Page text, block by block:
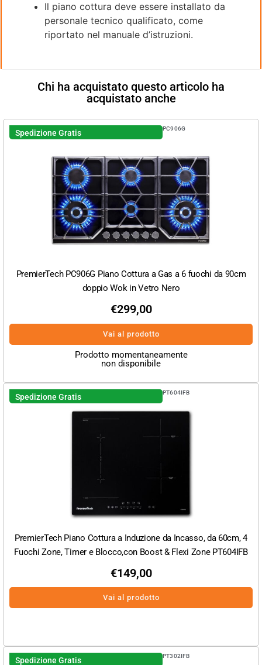
Il piano cottura deve essere installato da
personale tecnico qualificato, come
riportato nel manuale d’istruzioni.
Chi ha acquistato questo articolo ha
acquistato anche
Spedizione Gratis PC906G
PremierTech PC906G Piano Cottura a Gas a 6 fuochi da 90cm
doppio Wok in Vetro Nero
€299,00
Vai al prodotto
Prodotto momentaneamente
non disponibile
Spedizione Gratis PT604IFB
PremierTech Piano Cottura a Induzione da Incasso, da 60cm, 4
Fuochi Zone, Timer e Blocco,con Boost & Flexi Zone PT604IFB
€149,00
Vai al prodotto
Spedizione Gratis PT302IFB